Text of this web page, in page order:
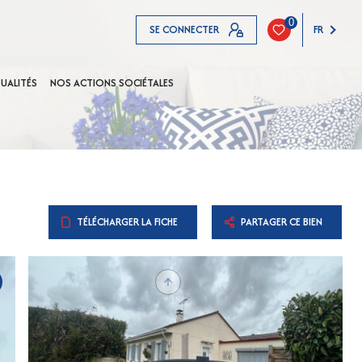
SE CONNECTER 0 FR
NOS ACTIONS SOCIÉTALES
TÉLÉCHARGER LA FICHE PARTAGER CE BIEN